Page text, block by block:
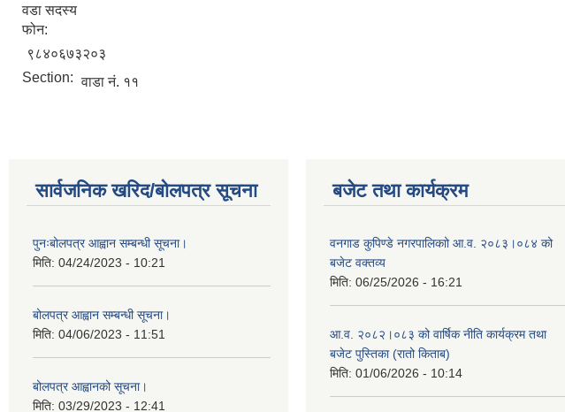
वडा सदस्य
फोन:
९८४०६७३२०३
Section: वाडा नं. ११
सार्वजनिक खरिद/बोलपत्र सूचना
पुनःबोलपत्र आह्वान सम्बन्धी सूचना।
मिति: 04/24/2023 - 10:21
बोलपत्र आह्वान सम्बन्धी सूचना।
मिति: 04/06/2023 - 11:51
बोलपत्र आह्वानको सूचना।
मिति: 03/29/2023 - 12:41
बजेट तथा कार्यक्रम
वनगाड कुपिण्डे नगरपालिकाो आ.व. २०८३।०८४ को
बजेट वक्तव्य
मिति: 06/25/2026 - 16:21
आ.व. २०८२।०८३ को वार्षिक नीति कार्यक्रम तथा
बजेट पुस्तिका (रातो किताब)
मिति: 01/06/2026 - 10:14